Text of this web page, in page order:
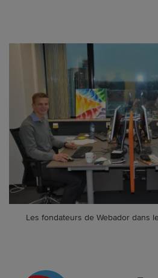
Les fondateurs de Webador dans